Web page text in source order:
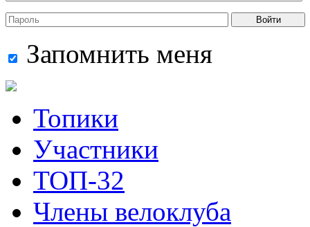
Войти
Запомнить меня
Топики
Участники
ТОП-32
Члены велоклуба